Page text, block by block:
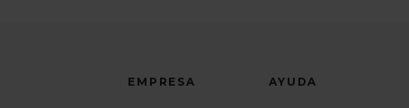
EMPRESA AYUDA